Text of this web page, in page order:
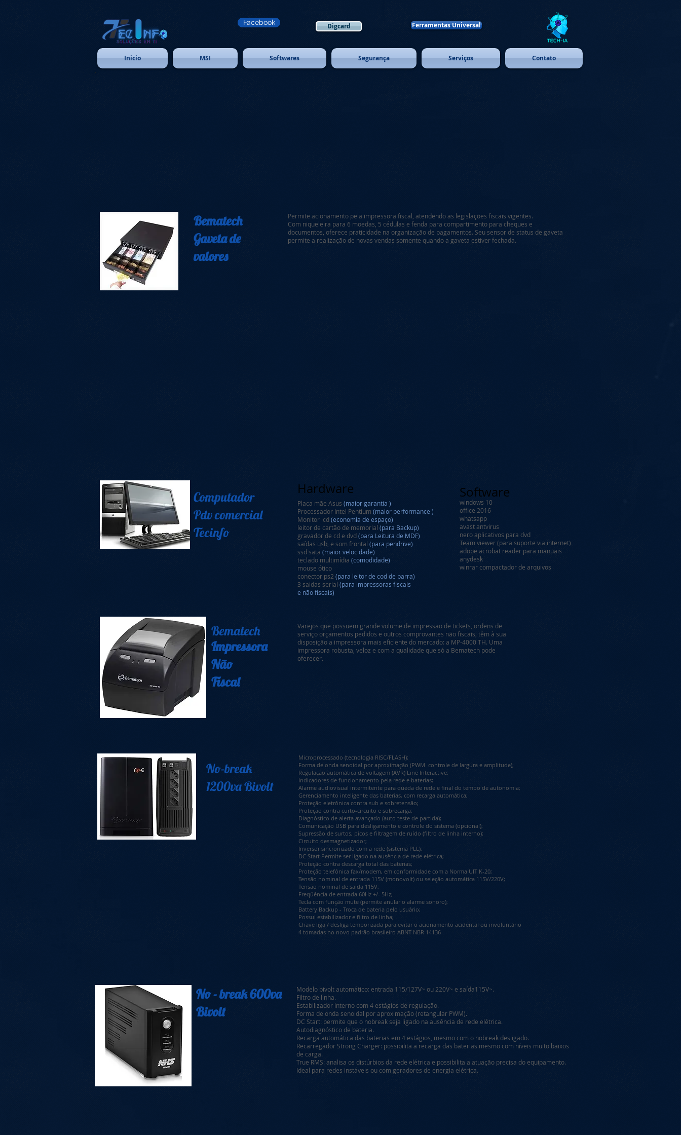
Facebook Digcard Ferramentas Universal
Inicio MSI Softwares Segurança Serviços Contato
Bematech
Gaveta de
valores​
​Permite acionamento pela impressora fiscal, atendendo as legislações fiscais vigentes.
Com niqueleira para 6 moedas, 5 cédulas e fenda para compartimento para cheques e
documentos, oferece praticidade na organização de pagamentos. Seu sensor de status de gaveta
permite a realização de novas vendas somente quando a gaveta estiver fechada.
Computador
Pdv comercial
Tecinfo
Impressora
Não
Fiscal
Bematech
Hardware
Placa mãe Asus (maior garantia )
Processador Intel Pentium (maior performance )
Monitor lcd(economia de espaço)
leitor de cartão de memorial (para Backup)
gravador de cd e dvd(para Leitura de MDF)
saídas usb, e som frontal (para pendrive)
ssd sata (maior velocidade)
teclado multimídia (comodidade)
mouse ótico
conector ps2 (para leitor de cod de barra)
3 saidas serial (para impressoras fiscais
e não fiscais)
Software​​​​​​​​​​​​​
windows 10
office 2016
whatsapp
avast antvirus
nero aplicativos para dvd
Team viewer (para suporte via internet)
adobe acrobat reader para manuais
anydesk
winrar compactador de arquivos
Varejos que possuem grande volume de impressão de tickets, ordens de
serviço orçamentos pedidos e outros comprovantes não fiscais, têm à sua
disposição a impressora mais eficiente do mercado: a MP-4000 TH. Uma
impressora robusta, veloz e com a qualidade que só a Bematech pode
oferecer.
No-break
1200va Bivolt
Microprocessado (tecnologia RISC/FLASH);
Forma de onda senoidal por aproximação (PWM controle de largura e amplitude);
Regulação automática de voltagem (AVR) Line Interactive;
Indicadores de funcionamento pela rede e baterias;
Alarme audiovisual intermitente para queda de rede e final do tempo de autonomia;
Gerenciamento inteligente das baterias, com recarga automática;
Proteção eletrônica contra sub e sobretensão;
Proteção contra curto-circuito e sobrecarga;
Diagnóstico de alerta avançado (auto teste de partida);
Comunicação USB para desligamento e controle do sistema (opcional);
Supressão de surtos, picos e filtragem de ruído (filtro de linha interno);
Circuito desmagnetizador;
Inversor sincronizado com a rede (sistema PLL);
DC Start Permite ser ligado na ausência de rede elétrica;
Proteção contra descarga total das baterias;
Proteção telefônica fax/modem, em conformidade com a Norma UIT K-20;
Tensão nominal de entrada 115V (monovolt) ou seleção automática 115V/220V;
Tensão nominal de saída 115V;
Freqüência de entrada 60Hz +/- 5Hz;
Tecla com função mute (permite anular o alarme sonoro);
Battery Backup - Troca de bateria pelo usuário;
Possui estabilizador e filtro de linha;
Chave liga / desliga temporizada para evitar o acionamento acidental ou involuntário
4 tomadas no novo padrão brasileiro ABNT NBR 14136
No - break 600va
Bivolt
Modelo bivolt automático: entrada 115/127V~ ou 220V~ e saída115V~.
Filtro de linha.
Estabilizador interno com 4 estágios de regulação.
Forma de onda senoidal por aproximação (retangular PWM).
DC Start: permite que o nobreak seja ligado na ausência de rede elétrica.
Autodiagnóstico de bateria.
Recarga automática das baterias em 4 estágios, mesmo com o nobreak desligado.
Recarregador Strong Charger: possibilita a recarga das baterias mesmo com níveis muito baixos
de carga.
True RMS: analisa os distúrbios da rede elétrica e possibilita a atuação precisa do equipamento.
Ideal para redes instáveis ou com geradores de energia elétrica.